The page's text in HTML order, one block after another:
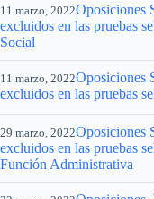
11 marzo, 2022Oposiciones
excluidos en las pruebas
Social
11 marzo, 2022Oposiciones
excluidos en las pruebas
29 marzo, 2022Oposiciones
excluidos en las pruebas
Función Administrativa